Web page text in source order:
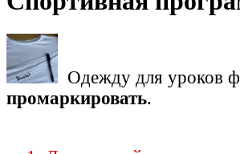
Одежду для уроков
промаркировать.